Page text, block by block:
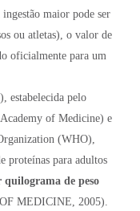
ingestão maior pode ser
ou atletas), o valor de
oficialmente para um
estabelecida pelo
of Medicine) e
(WHO),
proteínas para adultos
quilograma de peso
MEDICINE,
2005).